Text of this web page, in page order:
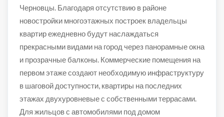
Черновцы. Благодаря отсутствию в районе
новостройки многоэтажных построек владельцы
квартир ежедневно будут наслаждаться
прекрасными видами на город через панорамные окна
и прозрачные балконы. Коммерческие помещения на
первом этаже создают необходимую инфраструктуру
в шаговой доступности, квартиры на последних
этажах двухуровневые с собственными террасами.
Для жильцов с автомобилями под домом